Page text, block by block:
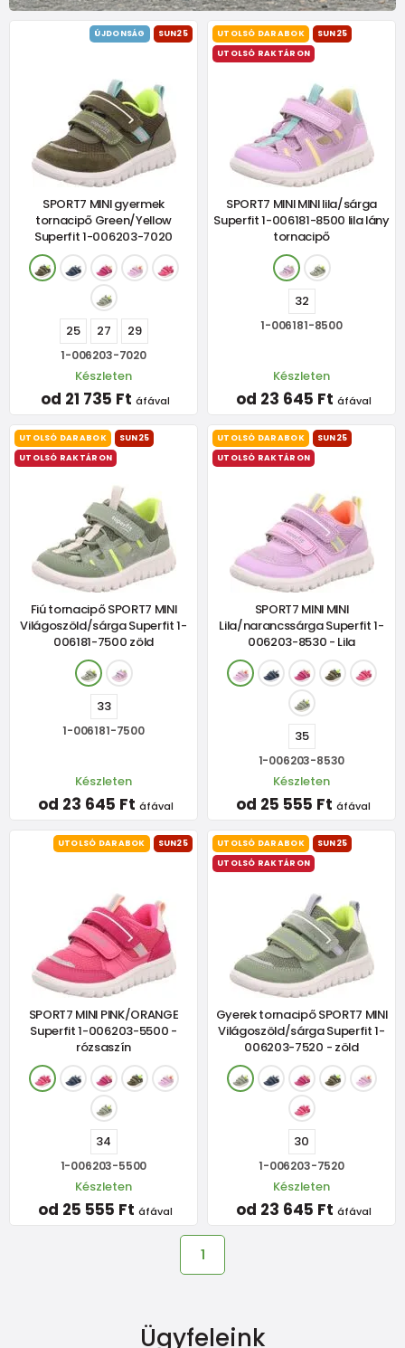
ÚJDONSÁG SUN25
SPORT7 MINI gyermek
tornacipő Green/Yellow
Superfit 1-006203-7020
25 27 29
1-006203-7020
Készleten
od 21 735 Ft áfával
UTOLSÓ DARABOK
SUN25
UTOLSÓ RAKTÁRON
SPORT7 MINI MINI lila/sárga
Superfit 1-006181-8500 lila lány
tornacipő
32
1-006181-8500
Készleten
od 23 645 Ft áfával
UTOLSÓ DARABOK
SUN25
UTOLSÓ RAKTÁRON
Fiú tornacipő SPORT7 MINI
Világoszöld/sárga Superfit 1-
006181-7500 zöld
33
1-006181-7500
Készleten
od 23 645 Ft áfával
UTOLSÓ DARABOK
SUN25
UTOLSÓ RAKTÁRON
SPORT7 MINI MINI
Lila/narancssárga Superfit 1-
006203-8530 - Lila
35
1-006203-8530
Készleten
od 25 555 Ft áfával
UTOLSÓ DARABOK SUN25
SPORT7 MINI PINK/ORANGE
Superfit 1-006203-5500 -
rózsaszín
34
1-006203-5500
Készleten
od 25 555 Ft áfával
UTOLSÓ DARABOK
SUN25
UTOLSÓ RAKTÁRON
Gyerek tornacipő SPORT7 MINI
Világoszöld/sárga Superfit 1-
006203-7520 - zöld
30
1-006203-7520
Készleten
od 23 645 Ft áfával
1
Ügyfeleink